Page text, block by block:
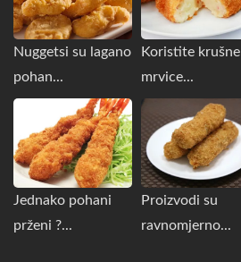
Nuggetsi su lagano
pohan...
Koristite krušne
mrvice...
Jednako pohani
prženi ?...
Proizvodi su
ravnomjerno...